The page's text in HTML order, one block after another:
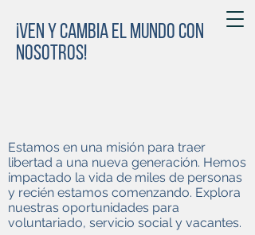
¡Ven y cambia el mundo con
nosotros!
Estamos en una misión para traer
libertad a una nueva generación. Hemos
impactado la vida de miles de personas
y recién estamos comenzando. Explora
nuestras oportunidades para
voluntariado, servicio social y vacantes.